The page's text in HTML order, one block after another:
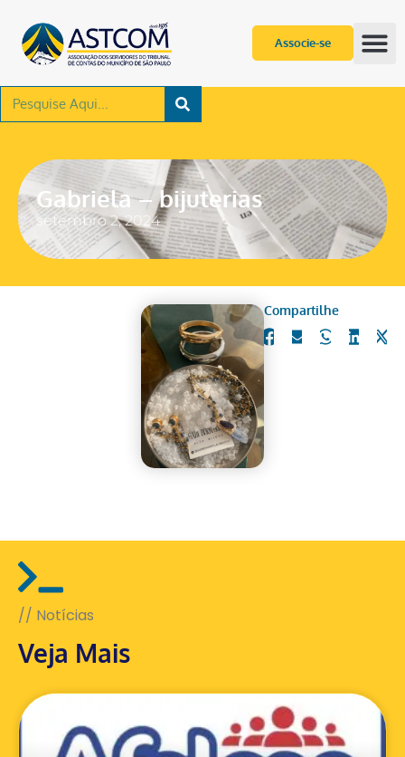
Associe-se
Gabriela – bijuterias
setembro 2, 2024
Compartilhe
// Notícias
Veja Mais